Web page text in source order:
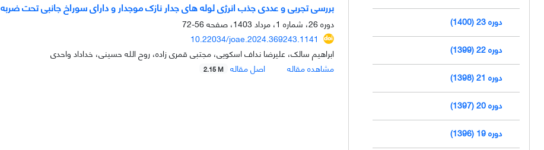
بررسی تجربی و عددی جذب انرژی لوله‏ های‎ ‎جدار نازک موج‏دار و دارای سوراخ جانبی تحت ضربه محوری
دوره 26، شماره 1، مرداد 1403، صفحه
56-72
10.22034/joae.2024.369243.1141
ابراهیم سالک، علیرضا نداف اسکویی، مجتبی قمری زاده، روح الله حسینی، خداداد واحدی
مشاهده مقاله
اصل مقاله 2.15 M
دوره 23 (1400)
دوره 22 (1399)
دوره 21 (1398)
دوره 20 (1397)
دوره 19 (1396)